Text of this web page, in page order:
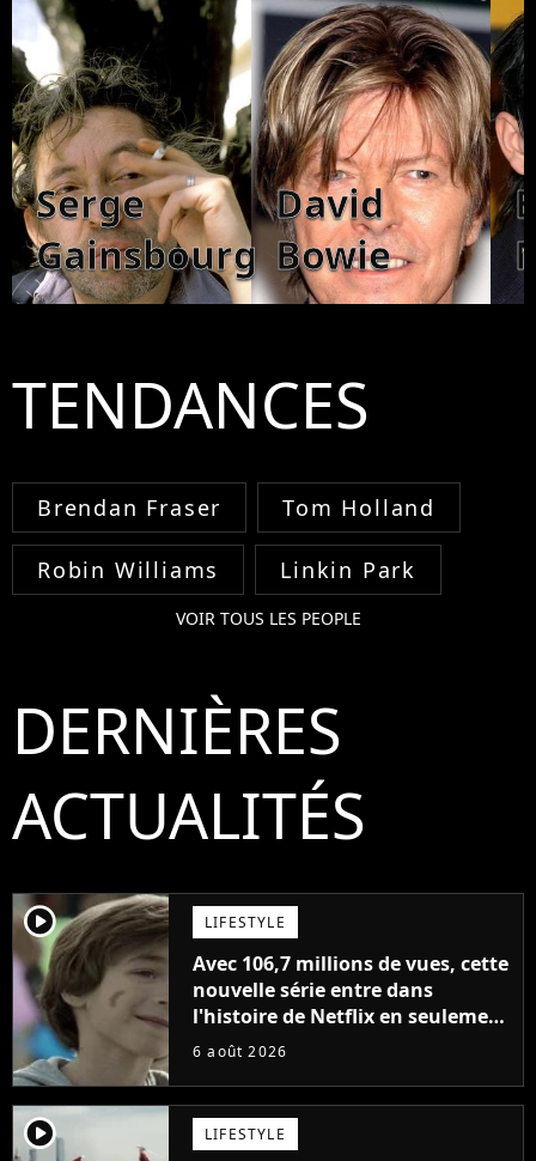
Serge
Gainsbourg
David
Bowie
TENDANCES
Brendan Fraser Tom Holland
Robin Williams Linkin Park
VOIR TOUS LES PEOPLE
DERNIÈRES
ACTUALITÉS
player2 LIFESTYLE
Avec 106,7 millions de vues, cette
nouvelle série entre dans
l'histoire de Netflix en seulement
48 jours
6 août 2026
player2 LIFESTYLE